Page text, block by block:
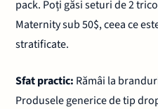
pack. Poți găsi seturi de 2
Maternity sub 50$, ceea ce
stratificate.
Sfat practic: Rămâi la
Produsele generice de tip